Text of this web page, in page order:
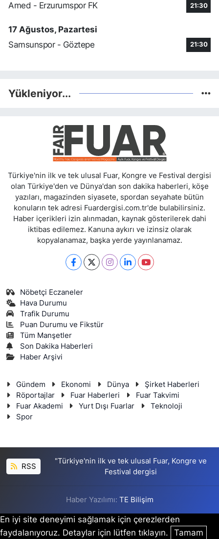
Amed - Erzurumspor FK 21:30
17 Ağustos, Pazartesi
Samsunspor - Göztepe
21:30
Yükleniyor...
Türkiye'nin ilk ve tek ulusal Fuar, Kongre ve Festival dergisi
olan Türkiye'den ve Dünya'dan son dakika haberleri, köşe
yazıları, magazinden siyasete, spordan seyahate bütün
konuların tek adresi Fuardergisi.com.tr'de bulabilirsiniz.
Haber içerikleri izin alınmadan, kaynak gösterilerek dahi
iktibas edilemez. Kanuna aykırı ve izinsiz olarak
kopyalanamaz, başka yerde yayınlanamaz.
Nöbetçi Eczaneler
Hava Durumu
Trafik Durumu
Puan Durumu ve Fikstür
Tüm Manşetler
Son Dakika Haberleri
Haber Arşivi
Gündem Ekonomi Dünya
Şirket Haberleri
Röportajlar
Fuar Haberleri
Fuar Takvimi
Fuar Akademi
Yurt Dışı Fuarlar
Teknoloji
Spor
RSS
"Türkiye'nin ilk ve tek ulusal Fuar, Kongre ve
Festival dergisi
Haber Yazılımı: TE Bilişim
En iyi site deneyimi sağlamak için çerezlerden
faydalanıyoruz. Detaylar için lütfen tıklayın.
Tamam